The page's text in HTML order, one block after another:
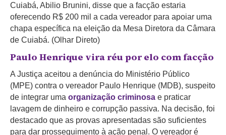
Cuiabá, Abilio Brunini, disse que a facção estaria
oferecendo R$ 200 mil a cada vereador para apoiar uma
chapa específica na eleição da Mesa Diretora da Câmara
de Cuiabá. (Olhar Direto)
Paulo Henrique vira réu por elo com facção
A Justiça aceitou a denúncia do Ministério Público
(MPE) contra o vereador Paulo Henrique (MDB), suspeito
de integrar uma organização criminosa e praticar
lavagem de dinheiro e corrupção passiva. Na decisão, foi
destacado que as provas apresentadas são suficientes
para dar prosseguimento à ação penal. O vereador é